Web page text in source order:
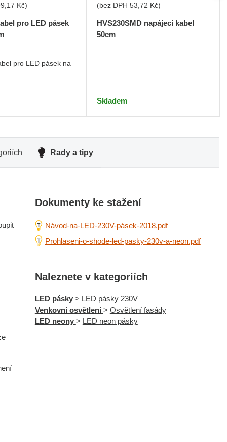
Kč)
pro LED pásek
pro LED pásek na
(bez DPH53,72 Kč)
HVS230SMD napájecí kabel
50cm
Skladem
Rady a tipy
Dokumenty ke stažení
Návod-na-LED-230V-pásek-2018.pdf
Prohlaseni-o-shode-led-pasky-230v-a-neon.pdf
Naleznete v kategoriích
LED pásky > LED pásky 230V
Venkovní osvětlení> Osvětlení fasády
LED neony > LED neon pásky